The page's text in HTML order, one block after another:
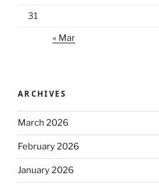
31
« Mar
ARCHIVES
March 2026
February 2026
January 2026